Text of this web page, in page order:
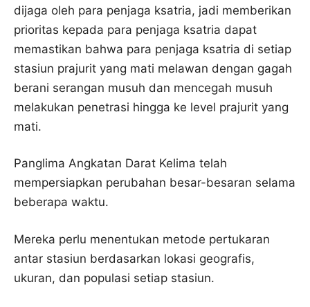
dijaga oleh para penjaga ksatria, jadi memberikan
prioritas kepada para penjaga ksatria dapat
memastikan bahwa para penjaga ksatria di setiap
stasiun prajurit yang mati melawan dengan gagah
berani serangan musuh dan mencegah musuh
melakukan penetrasi hingga ke level prajurit yang
mati.
Panglima Angkatan Darat Kelima telah
mempersiapkan perubahan besar-besaran selama
beberapa waktu.
Mereka perlu menentukan metode pertukaran
antar stasiun berdasarkan lokasi geografis,
ukuran, dan populasi setiap stasiun.